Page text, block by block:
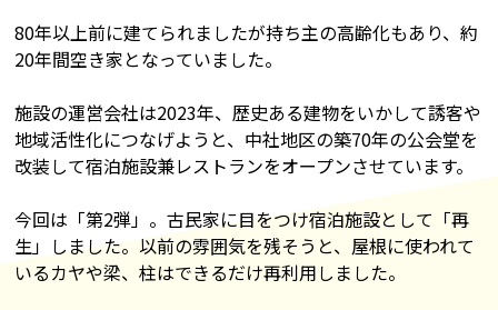
80年以上前に建てられましたが持ち主の高齢化もあり、約
20年間空き家となっていました。
施設の運営会社は2023年、歴史ある建物をいかして誘客や
地域活性化につなげようと、中社地区の築70年の公会堂を
改装して宿泊施設兼レストランをオープンさせています。
今回は「第2弾」。古民家に目をつけ宿泊施設として「再
生」しました。以前の雰囲気を残そうと、屋根に使われて
いるカヤや梁、柱はできるだけ再利用しました。